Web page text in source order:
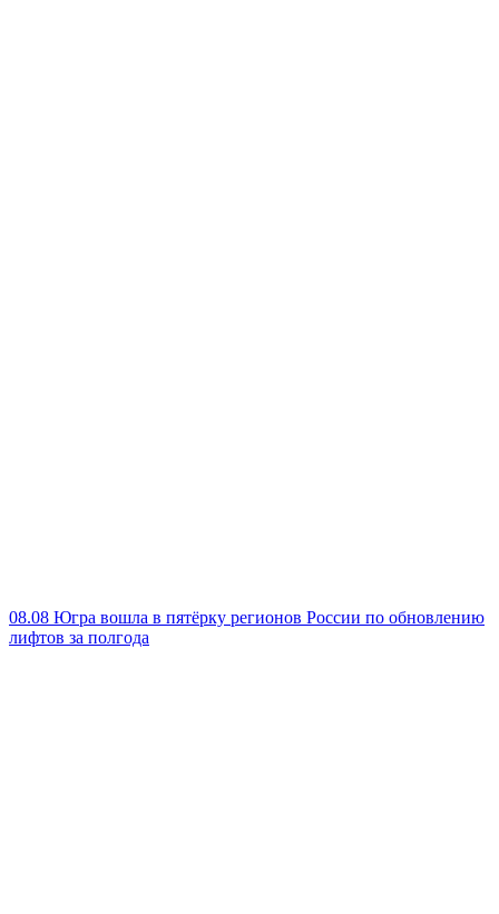
08.08 Югра вошла в пятёрку регионов России по обновлению
лифтов за полгода